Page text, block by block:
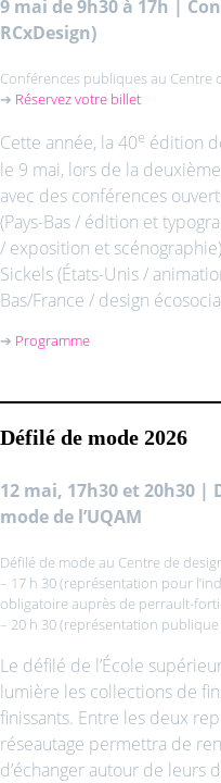
9 mai de 9h30 à 17h
RCxDesign)
Conférences publiques au Centre
➔ Réservez votre billet
Cette année, la 40e édition
le 9 mai, lors de la
avec des conférences
(Pays-Bas / édition et
/ exposition et
Sickels (États-Unis /
Bas/France / design
➔ Programme
Défilé de mode 2026
12 mai, 17h30 et 20h30 |
mode de l’UQAM
Défilé de mode au Centre de
– 17 h 30 (représentation pour
obligatoire auprès de perrault-
– 20 h 30 (représentation
Le défilé de l’École
lumière les collections de
finissants. Entre les deux
réseautage permettra de
d’échanger autour de leurs